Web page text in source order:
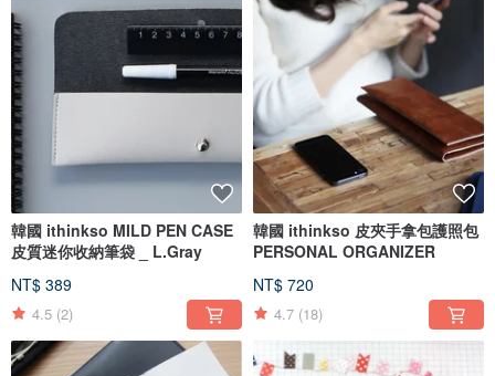
韓國 ithinkso MILD PEN CASE
皮質迷你收納筆袋 _ L.Gray
NT$ 389
4.5 (2)
韓國 ithinkso 皮夾手拿包護照包
PERSONAL ORGANIZER
NT$ 720
4.7 (18)